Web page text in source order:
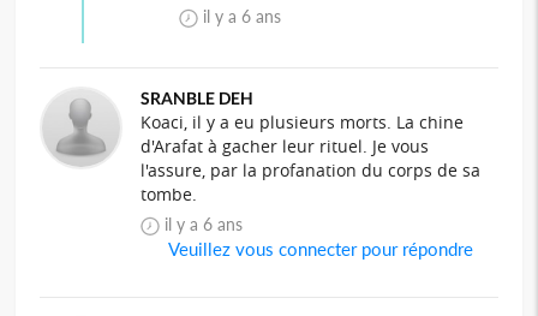
il y a 6 ans
SRANBLE DEH
Koaci, il y a eu plusieurs morts. La chine
d'Arafat à gacher leur rituel. Je vous
l'assure, par la profanation du corps de sa
tombe.
il y a 6 ans
Veuillez vous connecter pour répondre